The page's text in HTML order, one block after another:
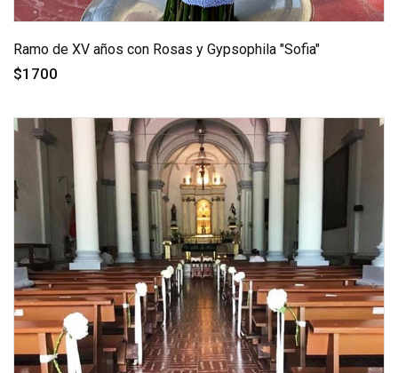
Ramo de XV años con Rosas y Gypsophila "Sofia"
$1700